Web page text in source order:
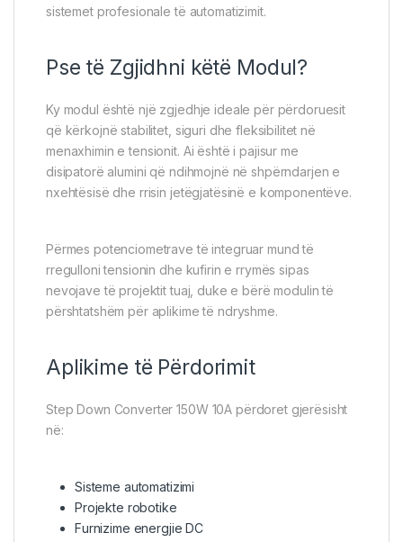
sistemet profesionale të automatizimit.
Pse të Zgjidhni këtë Modul?
Ky modul është një zgjedhje ideale për përdoruesit
që kërkojnë stabilitet, siguri dhe fleksibilitet në
menaxhimin e tensionit. Ai është i pajisur me
disipatorë alumini që ndihmojnë në shpërndarjen e
nxehtësisë dhe rrisin jetëgjatësinë e komponentëve.
Përmes potenciometrave të integruar mund të
rregulloni tensionin dhe kufirin e rrymës sipas
nevojave të projektit tuaj, duke e bërë modulin të
përshtatshëm për aplikime të ndryshme.
Aplikime të Përdorimit
Step Down Converter 150W 10A përdoret gjerësisht
në:
Sisteme automatizimi
Projekte robotike
Furnizime energjie DC